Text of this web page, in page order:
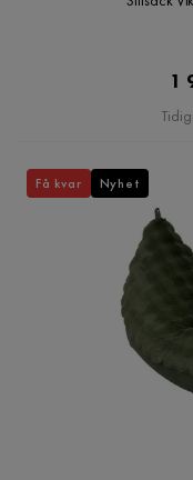
1
Få kvar Nyhet